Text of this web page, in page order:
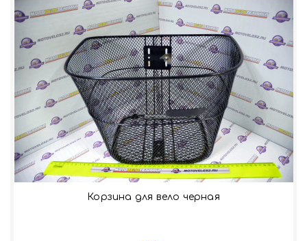
Корзина для вело черная